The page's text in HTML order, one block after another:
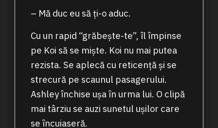
– Mă duc eu să ți-o aduc.
Cu un rapid “grăbește-te”, îl împinse
pe Koi să se miște. Koi nu mai putea
rezista. Se aplecă cu reticență și se
strecură pe scaunul pasagerului.
Ashley închise ușa în urma lui. O clipă
mai târziu se auzi sunetul ușilor care
se încuiaseră.